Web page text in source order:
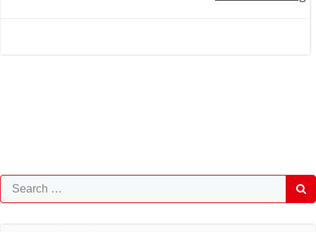
Search
for: